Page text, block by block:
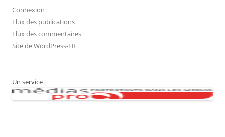
Connexion
Flux des publications
Flux des commentaires
Site de WordPress-FR
Un service